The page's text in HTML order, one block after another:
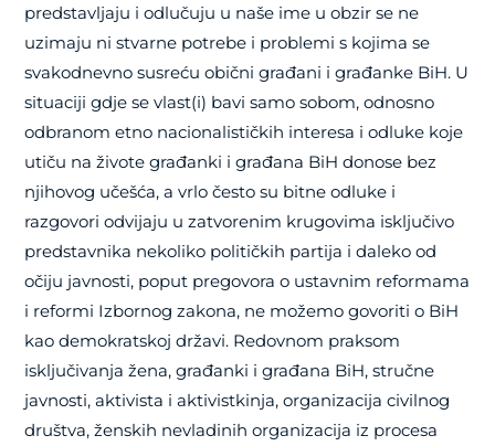
predstavljaju i odlučuju u naše ime u obzir se ne
uzimaju ni stvarne potrebe i problemi s kojima se
svakodnevno susreću obični građani i građanke BiH. U
situaciji gdje se vlast(i) bavi samo sobom, odnosno
odbranom etno nacionalističkih interesa i odluke koje
utiču na živote građanki i građana BiH donose bez
njihovog učešća, a vrlo često su bitne odluke i
razgovori odvijaju u zatvorenim krugovima isključivo
predstavnika nekoliko političkih partija i daleko od
očiju javnosti, poput pregovora o ustavnim reformama
i reformi Izbornog zakona, ne možemo govoriti o BiH
kao demokratskoj državi. Redovnom praksom
isključivanja žena, građanki i građana BiH, stručne
javnosti, aktivista i aktivistkinja, organizacija civilnog
društva, ženskih nevladinih organizacija iz procesa